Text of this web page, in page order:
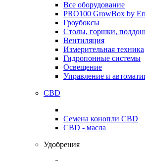
Все оборудование
PRO100 GrowBox by
Гроубоксы
Столы, горшки,
Вентиляция
Измерительная техника
Гидропонные системы
Освещение
Управление и
CBD
Семена конопли CBD
CBD - масла
Удобрения